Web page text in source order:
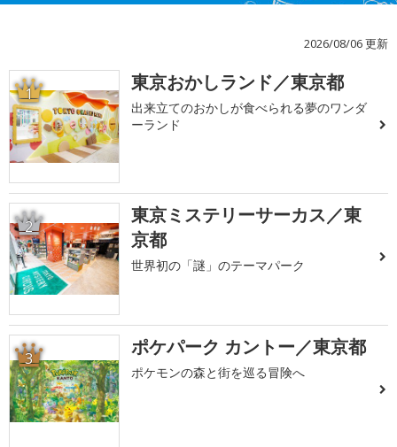
2026/08/06 更新
1 東京おかしランド／東京都
出来立てのおかしが食べられる夢のワンダ
ーランド
2
東京ミステリーサーカス／東
京都
世界初の「謎」のテーマパーク
3 ポケパーク カントー／東京都
ポケモンの森と街を巡る冒険へ